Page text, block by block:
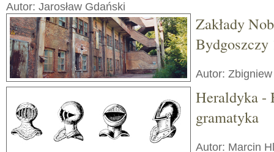
Autor: Jarosław Gdański
Zakłady
Bydgoszczy
Autor:
Heraldyka -
gramatyka
Autor: Marcin